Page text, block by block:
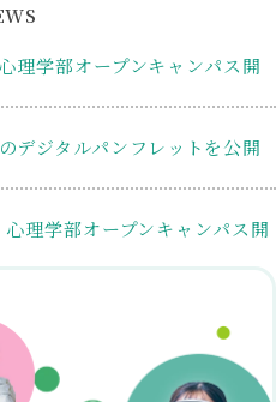
理学部オープンキャンパス開
デジタルパンフレットを公開
理学部オープンキャンパス開
理学部オープンキャンパス開
て（お知らせ）